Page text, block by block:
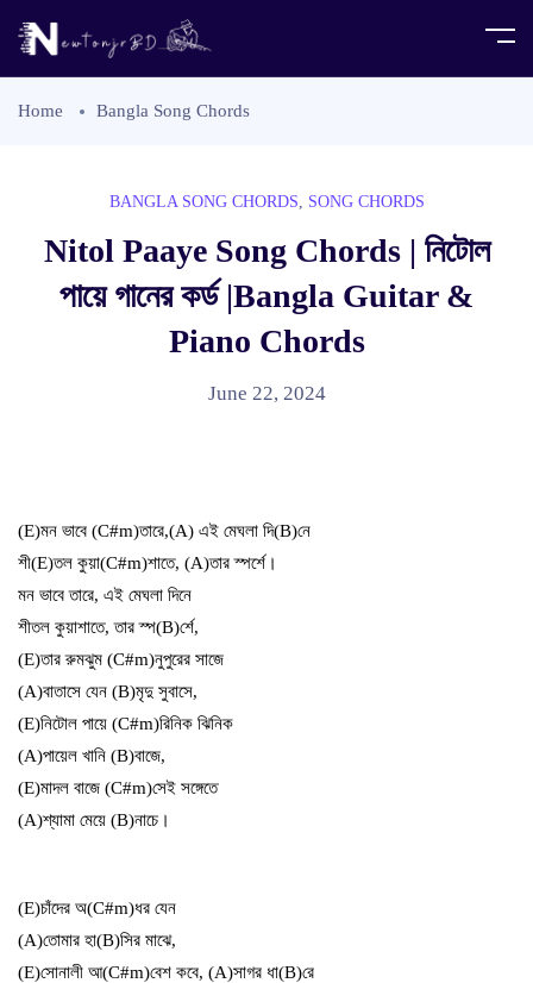
Home Bangla Song Chords
BANGLA SONG CHORDS SONG CHORDS
Nitol Paaye Song Chords | নিটোল
পায়ে গানের কর্ড |Bangla Guitar &
Piano Chords
June 22, 2024
(E)মন ভাবে (C#m)তারে,(A) এই মেঘলা দি(B)নে
শী(E)তল কুয়া(C#m)শাতে, (A)তার স্পর্শে।
মন ভাবে তারে, এই মেঘলা দিনে
শীতল কুয়াশাতে, তার স্প(B)র্শে,
(E)তার রুমঝুম (C#m)নুপুরের সাজে
(A)বাতাসে যেন (B)মৃদু সুবাসে,
(E)নিটোল পায়ে (C#m)রিনিক ঝিনিক
(A)পায়েল খানি (B)বাজে,
(E)মাদল বাজে (C#m)সেই সঙ্গেতে
(A)শ্যামা মেয়ে (B)নাচে।
(E)চাঁদের অ(C#m)ধর যেন
(A)তোমার হা(B)সির মাঝে,
(E)সোনালী আ(C#m)বেশ কবে, (A)সাগর ধা(B)রে